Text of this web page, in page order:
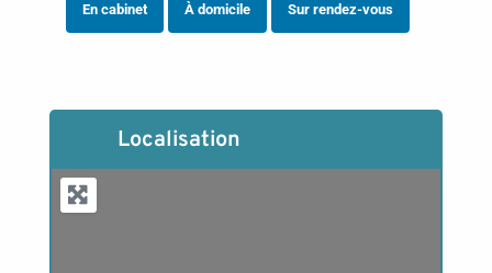
En cabinet À domicile Sur rendez-vous
Localisation